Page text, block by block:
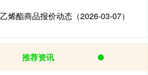
烯酯商品报价动态（2026-03-07）
推荐资讯